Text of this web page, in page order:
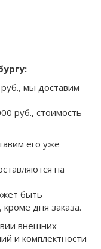
мы доставим
руб., стоимость
его уже
на
быть
дня заказа.
внешних
и комплектности